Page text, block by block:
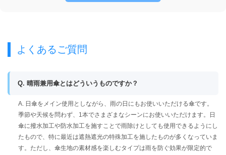
よくあるご質問
Q. 晴雨兼用傘とはどういうものですか？
A. 日傘をメイン使用としながら、雨の日にもお使いいただける傘です。
季節や天候を問わず、1本でさまざまなシーンにお使いいただけます。日
傘に撥水加工や防水加工を施すことで雨除けとしても使用できるようにし
たもので、特に最近は遮熱遮光の特殊加工を施したものが多くなっていま
す。ただし、傘生地の素材感を楽しむタイプは雨を防ぐ効果が限定的で